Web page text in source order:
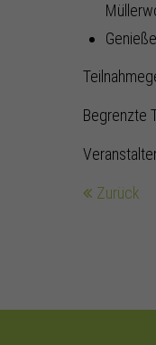
Begrenzte
Zurück